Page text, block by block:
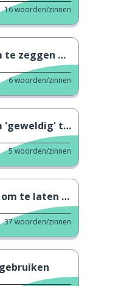
16woorden/zinnen
dat het pijn doet
6woorden/zinnen
te zeggen 2
5woorden/zinnen
dat je verrast bent
37woorden/zinnen